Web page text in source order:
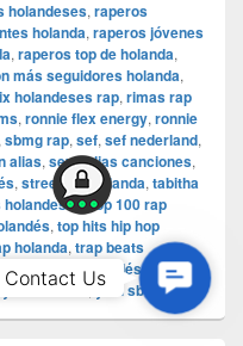
holandeses, raperos
holanda, raperos jóvenes
, raperos top de holanda,
más seguidores holanda,
holandeses rap, rimas rap
, ronnie flex energy, ronnie
sbmg rap, sef, sef nederland,
alias, sevn alias canciones,
, street rap holanda, tabitha
holandeses,top 100 rap
, top hits hip hop
holanda, trap beats
rap holandés,
weed
yssi sb 2025,yssi sb hits
Us
Contact Us